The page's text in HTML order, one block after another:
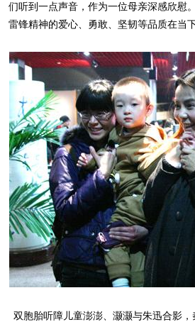
们听到一点声音，作为一位母亲深感欣慰
雷锋精神的爱心、勇敢、坚韧等品质在当下
双胞胎听障儿童澎澎、灏灏与朱迅合影